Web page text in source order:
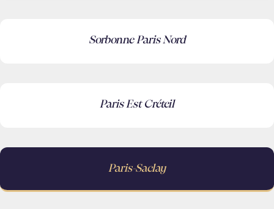
Sorbonne Paris Nord
Paris Est Créteil
Paris-Saclay